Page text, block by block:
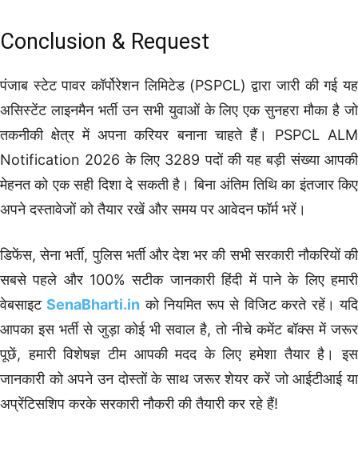
Conclusion & Request
पंजाब स्टेट पावर कॉर्पोरेशन लिमिटेड (PSPCL) द्वारा जारी की गई यह
असिस्टेंट लाइनमैन भर्ती उन सभी युवाओं के लिए एक सुनहरा मौका है जो
तकनीकी क्षेत्र में अपना करियर बनाना चाहते हैं। PSPCL ALM
Notification 2026 के लिए 3289 पदों की यह बड़ी संख्या आपकी
मेहनत को एक सही दिशा दे सकती है। बिना अंतिम तिथि का इंतजार किए
अपने दस्तावेजों को तैयार रखें और समय पर आवेदन फॉर्म भरें।
डिफेंस, सेना भर्ती, पुलिस भर्ती और देश भर की सभी सरकारी नौकरियों की
सबसे पहले और 100% सटीक जानकारी हिंदी में पाने के लिए हमारी
वेबसाइटSenaBharti.in को नियमित रूप से विजिट करते रहें। यदि
आपका इस भर्ती से जुड़ा कोई भी सवाल है, तो नीचे कमेंट बॉक्स में जरूर
पूछें, हमारी विशेषज्ञ टीम आपकी मदद के लिए हमेशा तैयार है। इस
जानकारी को अपने उन दोस्तों के साथ जरूर शेयर करें जो आईटीआई या
अप्रेंटिसशिप करके सरकारी नौकरी की तैयारी कर रहे हैं!